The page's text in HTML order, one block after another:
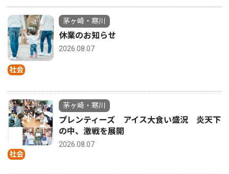
社会
茅ヶ崎・寒川
休業のお知らせ
2026.08.07
社会
茅ヶ崎・寒川
プレンティーズ アイス大食い盛況 炎天下
の中、激戦を展開
2026.08.07